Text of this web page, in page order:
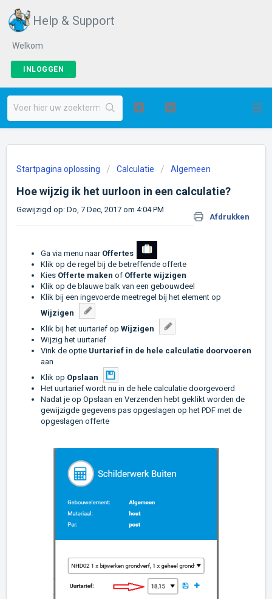
Help & Support
Welkom
INLOGGEN
Startpagina oplossing Calculatie Algemeen
Hoe wijzig ik het uurloon in een calculatie?
Afdrukken
Gewijzigd op: Do, 7 Dec, 2017 om 4:04 PM
Ga via menu naar Offertes
Klik op de regel bij de betreffende offerte
Kies Offerte maken of Offerte wijzigen
Klik op de blauwe balk van een gebouwdeel
Klik bij een ingevoerde meetregel bij het element op
Wijzigen
Klik bij het uurtarief op Wijzigen
Wijzig het uurtarief
Vink de optie Uurtarief in de hele calculatie doorvoeren
aan
Klik op Opslaan
Het uurtarief wordt nu in de hele calculatie doorgevoerd
Nadat je op Opslaan en Verzenden hebt geklikt worden de
gewijzigde gegevens pas opgeslagen op het PDF met de
opgeslagen offerte